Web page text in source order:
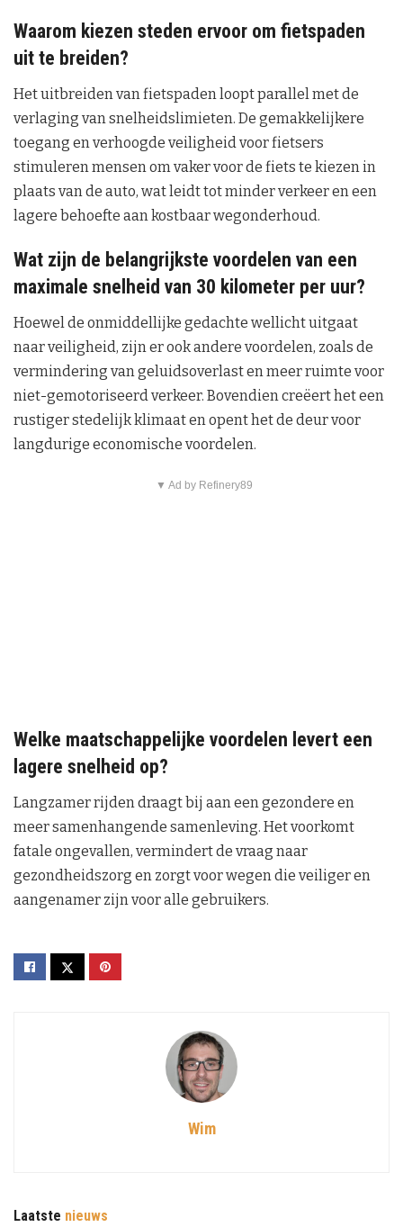
Waarom kiezen steden ervoor om fietspaden
uit te breiden?
Het uitbreiden van fietspaden loopt parallel met de
verlaging van snelheidslimieten. De gemakkelijkere
toegang en verhoogde veiligheid voor fietsers
stimuleren mensen om vaker voor de fiets te kiezen in
plaats van de auto, wat leidt tot minder verkeer en een
lagere behoefte aan kostbaar wegonderhoud.
Wat zijn de belangrijkste voordelen van een
maximale snelheid van 30 kilometer per uur?
Hoewel de onmiddellijke gedachte wellicht uitgaat
naar veiligheid, zijn er ook andere voordelen, zoals de
vermindering van geluidsoverlast en meer ruimte voor
niet-gemotoriseerd verkeer. Bovendien creëert het een
rustiger stedelijk klimaat en opent het de deur voor
langdurige economische voordelen.
▼ Ad by Refinery89
Welke maatschappelijke voordelen levert een
lagere snelheid op?
Langzamer rijden draagt bij aan een gezondere en
meer samenhangende samenleving. Het voorkomt
fatale ongevallen, vermindert de vraag naar
gezondheidszorg en zorgt voor wegen die veiliger en
aangenamer zijn voor alle gebruikers.
Wim
Laatste nieuws